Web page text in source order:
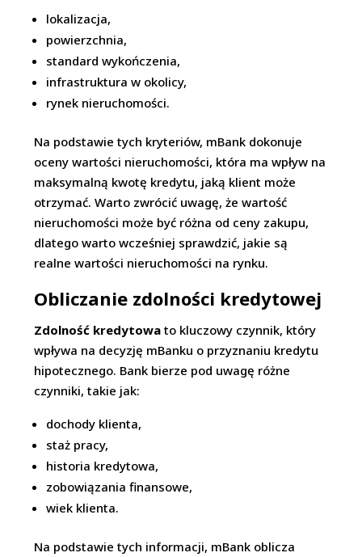
lokalizacja,
powierzchnia,
standard wykończenia,
infrastruktura w okolicy,
rynek nieruchomości.
Na podstawie tych kryteriów, mBank dokonuje
oceny wartości nieruchomości, która ma wpływ na
maksymalną kwotę kredytu, jaką klient może
otrzymać. Warto zwrócić uwagę, że wartość
nieruchomości może być różna od ceny zakupu,
dlatego warto wcześniej sprawdzić, jakie są
realne wartości nieruchomości na rynku.
Obliczanie zdolności kredytowej
Zdolność kredytowa to kluczowy czynnik, który
wpływa na decyzję mBanku o przyznaniu kredytu
hipotecznego. Bank bierze pod uwagę różne
czynniki, takie jak:
dochody klienta,
staż pracy,
historia kredytowa,
zobowiązania finansowe,
wiek klienta.
Na podstawie tych informacji, mBank oblicza